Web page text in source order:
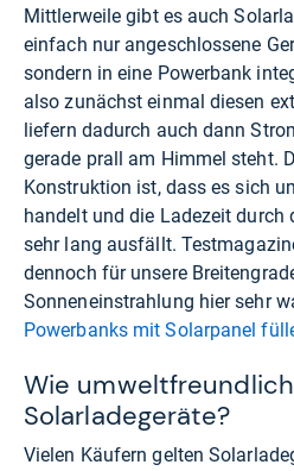
Mittlerweile gibt es auch
einfach nur angeschlossene
sondern in eine Powerbank
also zunächst einmal diesen
liefern dadurch auch dann
gerade prall am Himmel steht.
Konstruktion ist, dass es sich
handelt und die Ladezeit durch
sehr lang ausfällt.
dennoch für unsere
Sonneneinstrahlung hier sehr
Powerbanks mit Solarpanel
Wie
Solarladegeräte?
Vielen Käufern gelten